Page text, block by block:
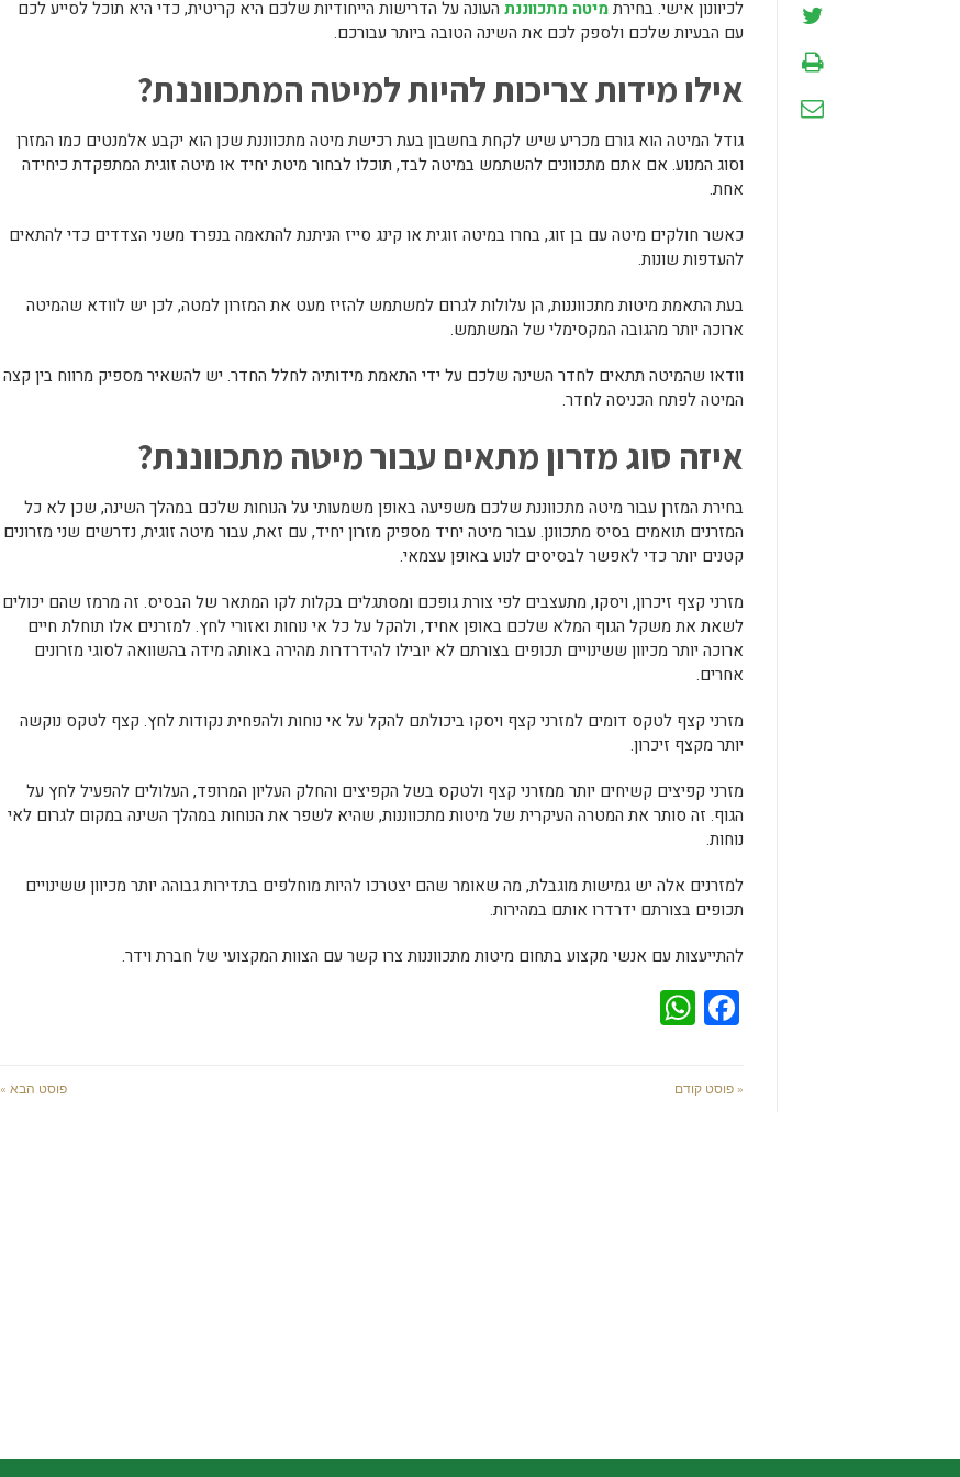
לכיוונון אישי. בחירתמיטה מתכווננת העונה על הדרישות הייחודיות שלכם היא קריטית, כדי היא תוכל לסייע לכם
עם הבעיות שלכם ולספק לכם את השינה הטובה ביותר עבורכם.
אילו מידות צריכות להיות למיטה המתכווננת?
גודל המיטה הוא גורם מכריע שיש לקחת בחשבון בעת רכישת מיטה מתכווננת שכן הוא יקבע אלמנטים כמו המזרן
וסוג המנוע. אם אתם מתכוונים להשתמש במיטה לבד, תוכלו לבחור מיטת יחיד או מיטה זוגית המתפקדת כיחידה
אחת.
כאשר חולקים מיטה עם בן זוג, בחרו במיטה זוגית או קינג סייז הניתנת להתאמה בנפרד משני הצדדים כדי להתאים
להעדפות שונות.
בעת התאמת מיטות מתכווננות, הן עלולות לגרום למשתמש להזיז מעט את המזרון למטה, לכן יש לוודא שהמיטה
ארוכה יותר מהגובה המקסימלי של המשתמש.
וודאו שהמיטה תתאים לחדר השינה שלכם על ידי התאמת מידותיה לחלל החדר. יש להשאיר מספיק מרווח בין קצה
המיטה לפתח הכניסה לחדר.
איזה סוג מזרון מתאים עבור מיטה מתכווננת?
בחירת המזרן עבור מיטה מתכווננת שלכם משפיעה באופן משמעותי על הנוחות שלכם במהלך השינה, שכן לא כל
המזרנים תואמים בסיס מתכוונן. עבור מיטה יחיד מספיק מזרון יחיד, עם זאת, עבור מיטה זוגית, נדרשים שני מזרונים
קטנים יותר כדי לאפשר לבסיסים לנוע באופן עצמאי.
מזרני קצף זיכרון, ויסקו, מתעצבים לפי צורת גופכם ומסתגלים בקלות לקו המתאר של הבסיס. זה מרמז שהם יכולים
לשאת את משקל הגוף המלא שלכם באופן אחיד, ולהקל על כל אי נוחות ואזורי לחץ. למזרנים אלו תוחלת חיים
ארוכה יותר מכיוון ששינויים תכופים בצורתם לא יובילו להידרדרות מהירה באותה מידה בהשוואה לסוגי מזרונים
אחרים.
מזרני קצף לטקס דומים למזרני קצף ויסקו ביכולתם להקל על אי נוחות ולהפחית נקודות לחץ. קצף לטקס נוקשה
יותר מקצף זיכרון.
מזרני קפיצים קשיחים יותר ממזרני קצף ולטקס בשל הקפיצים והחלק העליון המרופד, העלולים להפעיל לחץ על
הגוף. זה סותר את המטרה העיקרית של מיטות מתכווננות, שהיא לשפר את הנוחות במהלך השינה במקום לגרום לאי
נוחות.
למזרנים אלה יש גמישות מוגבלת, מה שאומר שהם יצטרכו להיות מוחלפים בתדירות גבוהה יותר מכיוון ששינויים
תכופים בצורתם ידרדרו אותם במהירות.
להתייעצות עם אנשי מקצוע בתחום מיטות מתכווננות צרו קשר עם הצוות המקצועי של חברת וידר.
Facebook
« פוסט קודם פוסט הבא »